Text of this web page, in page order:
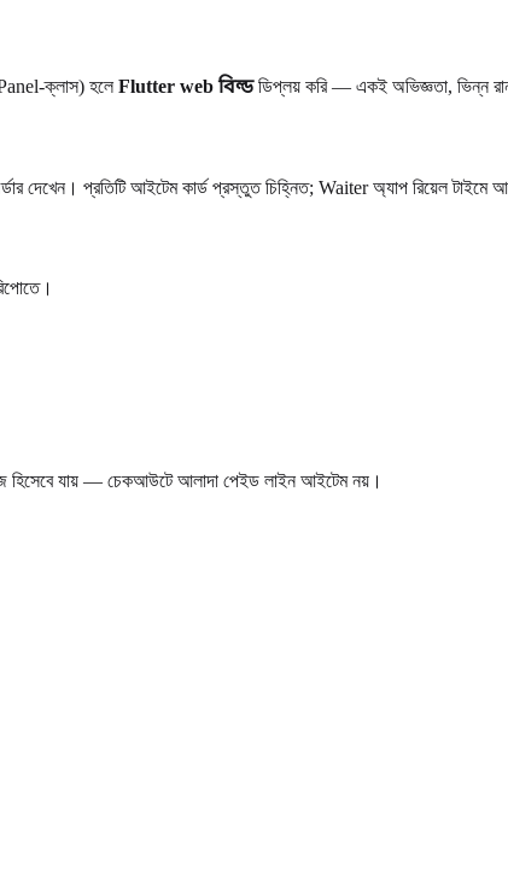
ক্লাস) হলেFlutter web বিল্ডডিপ্লয় করি — একই অভিজ্ঞতা, ভিন্ন
দেখেন। প্রতিটি আইটেম কার্ড প্রস্তুত চিহ্নিত; Waiter অ্যাপ রিয়েল টাইমে
যায় — চেকআউটে আলাদা পেইড লাইন আইটেম নয়।